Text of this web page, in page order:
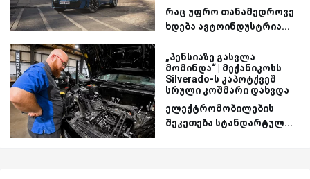
რაც უფრო თანამედროვე
ხდება ავტოინდუსტრია...
„პენსიაზე გასვლა
მომინდა“ | მექანიკოსს
Silverado-ს კაპოტქვეშ
სრული კოშმარი დახვდა
ელექტრომობილების
შეკეთება სტანდარტულ...